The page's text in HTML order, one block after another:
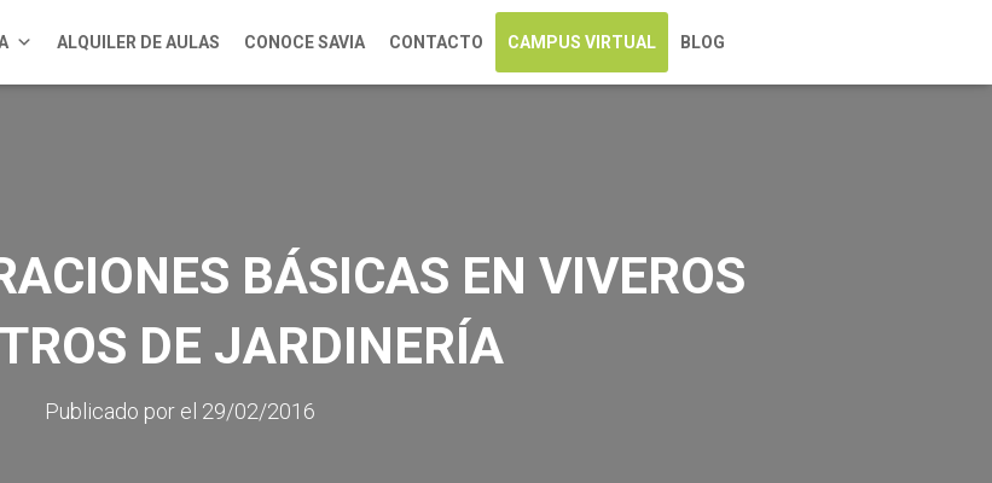
ALQUILER DE AULAS CONOCE SAVIA CONTACTO CAMPUS VIRTUAL BLOG
BÁSICAS EN VIVEROS
DE JARDINERÍA
Publicado por el 29/02/2016